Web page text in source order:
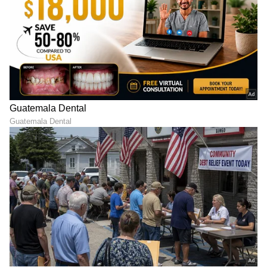
DOWNLOAD APP
RECOMMENDED STORIES